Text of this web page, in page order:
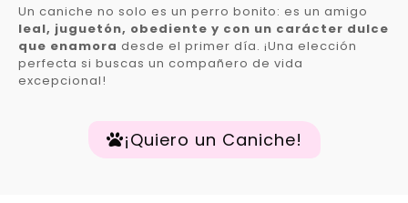
Un caniche no solo es un perro bonito: es un amigo
leal, juguetón, obediente y con un carácter dulce
que enamora desde el primer día. ¡Una elección
perfecta si buscas un compañero de vida
excepcional!
¡Quiero un Caniche!